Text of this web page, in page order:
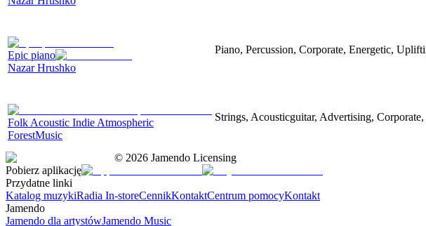
Epic piano
Nazar Hrushko
Piano, Percussion, Corporate, Energetic,
Folk Acoustic Indie Atmospheric
ForestMusic
Strings, Acousticguitar, Advertising,
© 2026 Jamendo Licensing
Pobierz aplikację
Przydatne linki
Katalog muzykiRadia In-storeCennikKontaktCentrum pomocyKontakt
Jamendo
Jamendo dla artystówJamendo Music